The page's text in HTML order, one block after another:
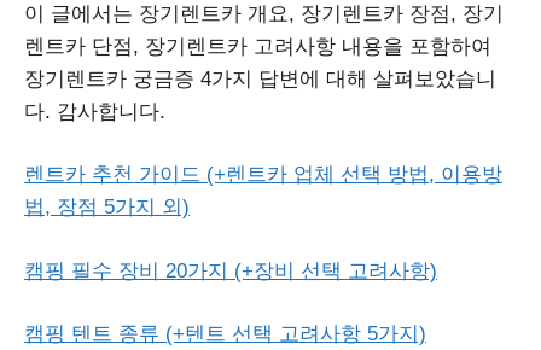
이 글에서는 장기렌트카 개요, 장기렌트카 장점, 장기
렌트카 단점, 장기렌트카 고려사항 내용을 포함하여
장기렌트카 궁금증 4가지 답변에 대해 살펴보았습니
다. 감사합니다.
렌트카 추천 가이드 (+렌트카 업체 선택 방법, 이용방
법, 장점 5가지 외)
캠핑 필수 장비 20가지 (+장비 선택 고려사항)
캠핑 텐트 종류 (+텐트 선택 고려사항 5가지)